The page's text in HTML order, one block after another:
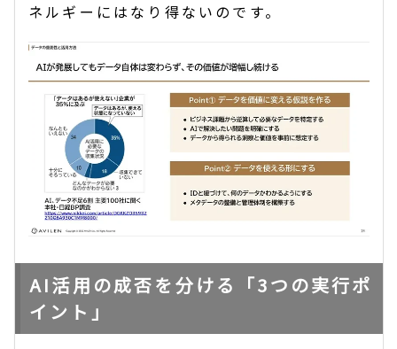
ネルギーにはなり得ないのです。
AI活用の成否を分ける「3つの実行ポ
イント」